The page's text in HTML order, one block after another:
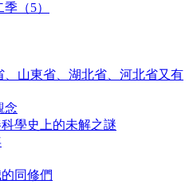
（5）
山東省、湖北省、河北省又有
念
學史上的未解之謎
同修們